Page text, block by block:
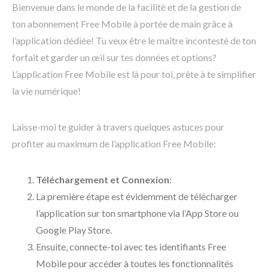
Bienvenue dans le monde de la facilité et de la gestion de
ton abonnement Free Mobile à portée de main grâce à
l’application dédiée! Tu veux être le maître incontesté de ton
forfait et garder un œil sur tes données et options?
L’application Free Mobile est là pour toi, prête à te simplifier
la vie numérique!
Laisse-moi te guider à travers quelques astuces pour
profiter au maximum de l’application Free Mobile:
Téléchargement et Connexion:
La première étape est évidemment de télécharger
l’application sur ton smartphone via l’App Store ou
Google Play Store.
Ensuite, connecte-toi avec tes identifiants Free
Mobile pour accéder à toutes les fonctionnalités